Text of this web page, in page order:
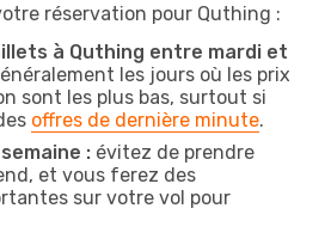
réservation pour Quthing :
à Quthing entre mardi et
les jours où les prix
sont les plus bas, surtout si
offres de dernière minute.
: évitez de prendre
et vous ferez des
sur votre vol pour